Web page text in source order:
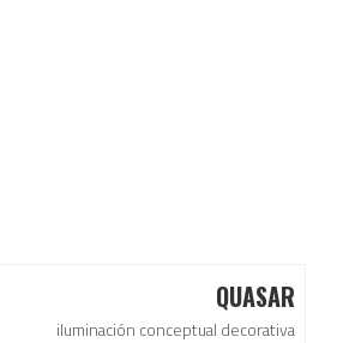
QUASAR
iluminación conceptual decorativa